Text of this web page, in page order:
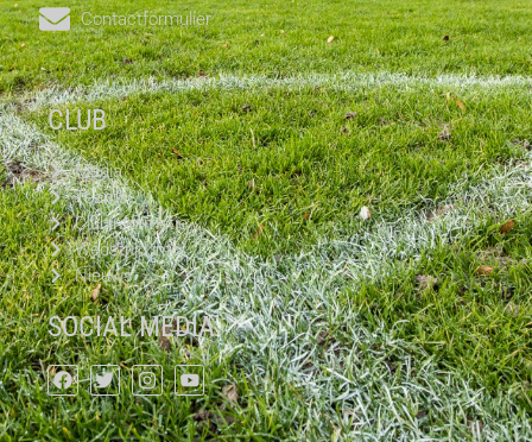
Contactformulier
CLUB
Media
Teams
Clubinformatie
Wedstrijd info
Nieuws
SOCIAL MEDIA